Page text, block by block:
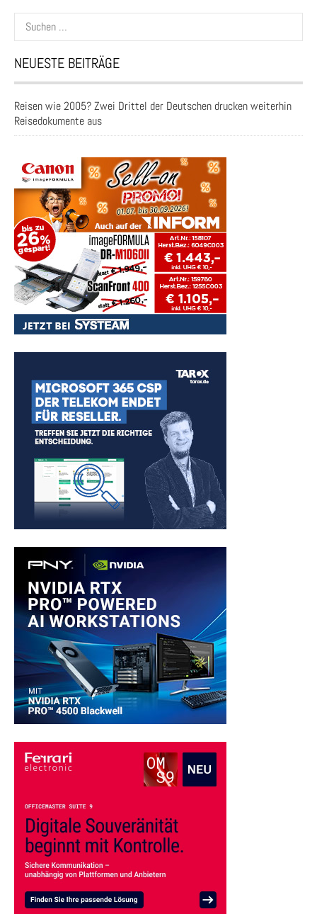
Suchen
nach:
NEUESTE BEITRÄGE
Reisen wie 2005? Zwei Drittel der Deutschen drucken weiterhin
Reisedokumente aus